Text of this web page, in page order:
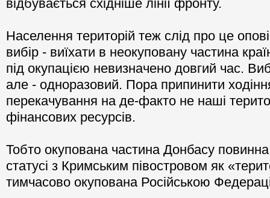
відбувається східніше лінії фронту.
Населення територій теж слід про це
вибір - виїхати в неокуповану частина
під окупацією невизначено довгий час.
але - одноразовий. Пора припинити
перекачування на де-факто не наші
фінансових ресурсів.
Тобто окупована частина Донбасу
статусі з Кримським півостровом як
тимчасово окупована Російською